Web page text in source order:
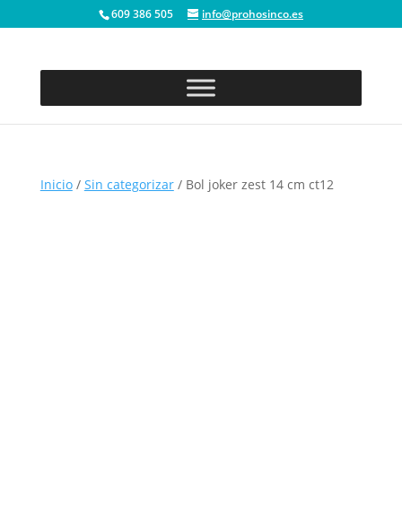
609 386 505 info@prohosinco.es
Inicio/ Sin categorizar/ Bol joker zest 14 cm ct12